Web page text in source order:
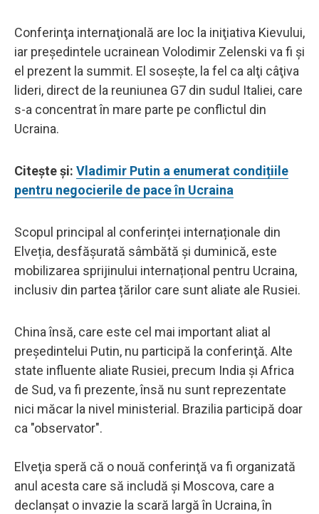
Conferinţa internaţională are loc la iniţiativa Kievului,
iar preşedintele ucrainean Volodimir Zelenski va fi şi
el prezent la summit. El soseşte, la fel ca alţi câţiva
lideri, direct de la reuniunea G7 din sudul Italiei, care
s-a concentrat în mare parte pe conflictul din
Ucraina.
Citește și: Vladimir Putin a enumerat condițiile
pentru negocierile de pace în Ucraina
Scopul principal al conferinței internaționale din
Elveția, desfășurată sâmbătă și duminică, este
mobilizarea sprijinului internațional pentru Ucraina,
inclusiv din partea țărilor care sunt aliate ale Rusiei.
China însă, care este cel mai important aliat al
preşedintelui Putin, nu participă la conferinţă. Alte
state influente aliate Rusiei, precum India şi Africa
de Sud, va fi prezente, însă nu sunt reprezentate
nici măcar la nivel ministerial. Brazilia participă doar
ca "observator".
Elveţia speră că o nouă conferinţă va fi organizată
anul acesta care să includă şi Moscova, care a
declanşat o invazie la scară largă în Ucraina, în